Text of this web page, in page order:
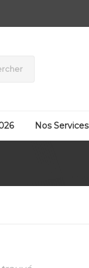
Nos Services